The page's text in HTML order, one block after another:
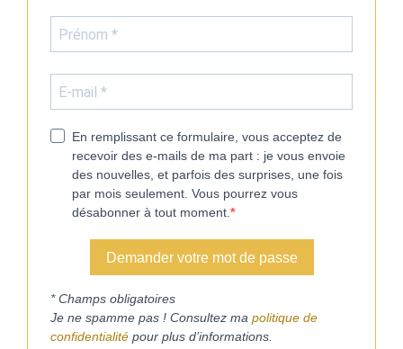
En remplissant ce formulaire, vous acceptez de
recevoir des e-mails de ma part : je vous envoie
des nouvelles, et parfois des surprises, une fois
par mois seulement. Vous pourrez vous
désabonner à tout moment.
Demander votre mot de passe
* Champs obligatoires
Je ne spamme pas ! Consultez ma politique de
confidentialité pour plus d’informations.